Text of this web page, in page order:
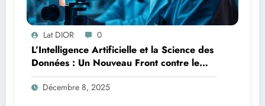
Lat DIOR 0
L’Intelligence Artificielle et la Science des
Données : Un Nouveau Front contre le
Paludisme en Afrique
Décembre 8, 2025